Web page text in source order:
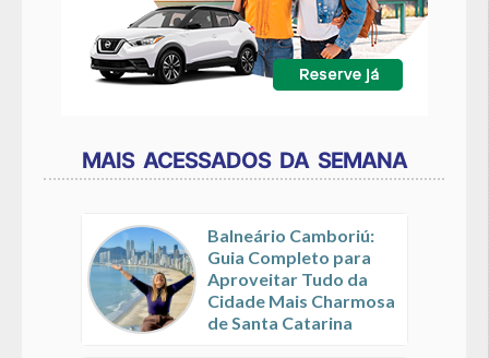
MAIS ACESSADOS DA SEMANA
Balneário Camboriú:
Guia Completo para
Aproveitar Tudo da
Cidade Mais Charmosa
de Santa Catarina